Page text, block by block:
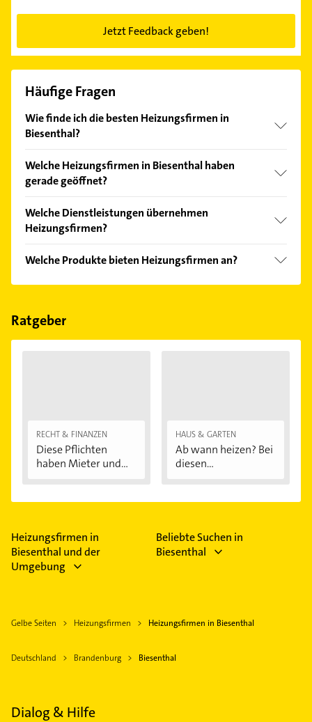
Jetzt Feedback geben!
Häufige Fragen
Wie finde ich die besten Heizungsfirmen in
Biesenthal?
Kundenmeinungen und profitieren Sie von den
Empfehlungen. Die Suchergebnisse können Sie sich
Welche Heizungsfirmen in Biesenthal haben
gerade geöffnet?
Bitte beachten Sie, dass diese an Sonn- und
Feiertagen abweichen können.
Welche Dienstleistungen übernehmen
Heizungsfirmen?
Heizungsbau.
Welche Produkte bieten Heizungsfirmen an?
Das Angebot umfasst unter anderem Bad, Bäder,
Ratgeber
RECHT & FINANZEN
Diese Pflichten
haben Mieter und...
HAUS & GARTEN
Ab wann heizen? Bei
diesen
Heizungsfirmen in
Biesenthal und der
Umgebung
Beliebte Suchen in
Biesenthal
Gelbe Seiten Heizungsfirmen Heizungsfirmen in Biesenthal
Deutschland Brandenburg Biesenthal
Dialog & Hilfe